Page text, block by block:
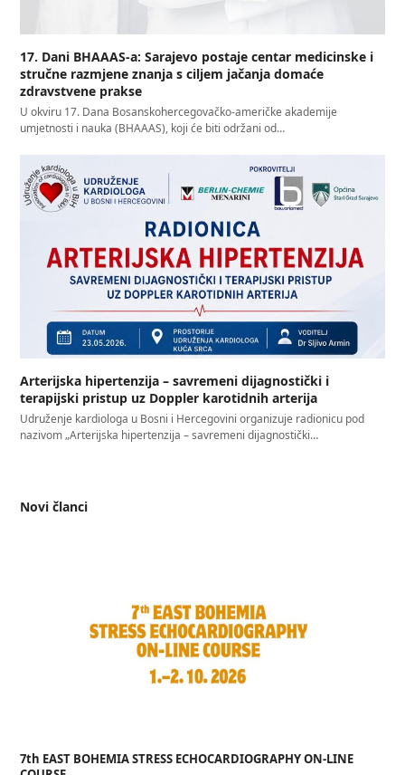
17. Dani BHAAAS-a: Sarajevo postaje centar medicinske i
stručne razmjene znanja s ciljem jačanja domaće
zdravstvene prakse
U okviru 17. Dana Bosanskohercegovačko-američke akademije
umjetnosti i nauka (BHAAAS), koji će biti održani od…
Arterijska hipertenzija – savremeni dijagnostički i
terapijski pristup uz Doppler karotidnih arterija
Udruženje kardiologa u Bosni i Hercegovini organizuje radionicu pod
nazivom „Arterijska hipertenzija – savremeni dijagnostički…
Novi članci
7th EAST BOHEMIA STRESS ECHOCARDIOGRAPHY ON-LINE